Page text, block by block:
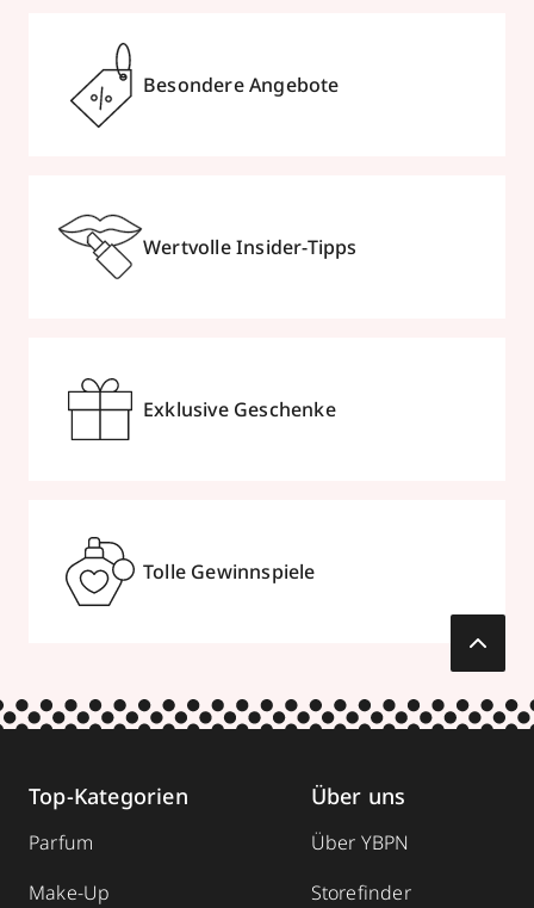
Besondere Angebote
Wertvolle Insider-Tipps
Exklusive Geschenke
Tolle Gewinnspiele
Top-Kategorien
Parfum
Make-Up
Über uns
Über YBPN
Storefinder